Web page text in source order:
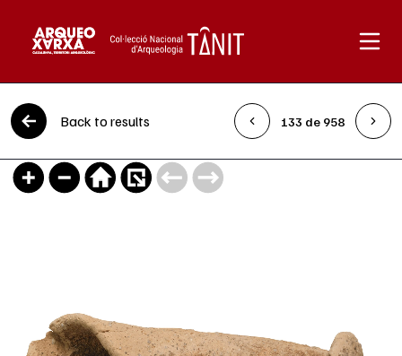
Skip to content
Back to results 133 de 958